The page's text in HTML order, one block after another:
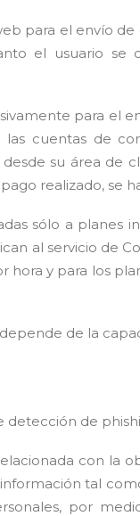
para el envío de
el usuario se
para el
cuentas de
su área de
realizado, se
sólo a
al servicio de
y para los
de la
detección de
con la
tal
por